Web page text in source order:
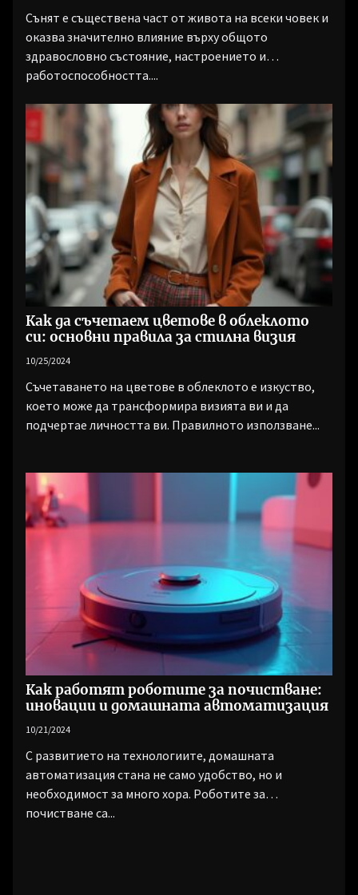
Сънят е съществена част от живота на всеки човек и
оказва значително влияние върху общото
здравословно състояние, настроението и
работоспособността....
Как да съчетаем цветове в облеклото
си: основни правила за стилна визия
10/25/2024
Съчетаването на цветове в облеклото е изкуство,
което може да трансформира визията ви и да
подчертае личността ви. Правилното използване...
Как работят роботите за почистване:
иновации и домашната автоматизация
10/21/2024
С развитието на технологиите, домашната
автоматизация стана не само удобство, но и
необходимост за много хора. Роботите за
почистване са...